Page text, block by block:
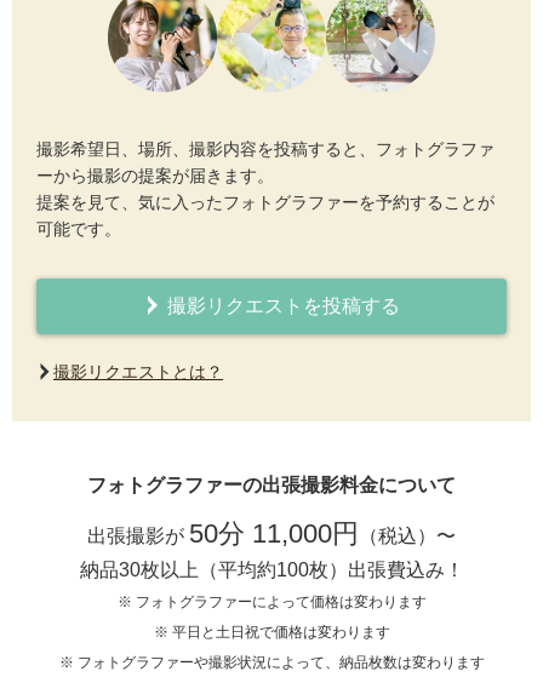
撮影希望日、場所、撮影内容を投稿すると、フォトグラファ
ーから撮影の提案が届きます。
提案を見て、気に入ったフォトグラファーを予約することが
可能です。
撮影リクエストを投稿する
撮影リクエストとは？
フォトグラファーの出張撮影料金について
出張撮影が 50分 11,000円
（税込）〜
納品30枚以上（平均約100枚）出張費込み！
※ フォトグラファーによって価格は変わります
※ 平日と土日祝で価格は変わります
※ フォトグラファーや撮影状況によって、納品枚数は変わります